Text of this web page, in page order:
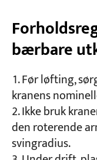
bærbare
Før løfting,
kranens
Ikke bruk
den roterende
svingradius.